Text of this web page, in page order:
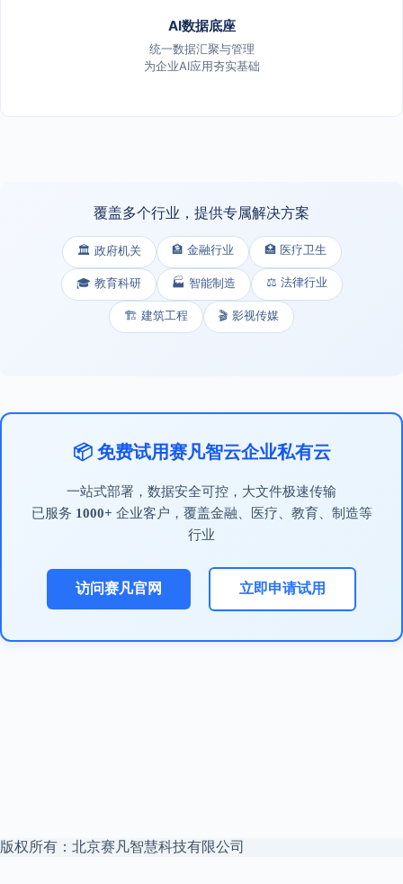
AI数据底座
统一数据汇聚与管理
为企业AI应用夯实基础
覆盖多个行业，提供专属解决方案
🏛️ 政府机关 🏦 金融行业 🏥 医疗卫生
🎓 教育科研 🏭 智能制造 ⚖️ 法律行业
🏗️ 建筑工程 🎬 影视传媒
📦 免费试用赛凡智云企业私有云
一站式部署，数据安全可控，大文件极速传输
已服务 1000+ 企业客户，覆盖金融、医疗、教育、制造等
行业
访问赛凡官网 立即申请试用
版权所有：北京赛凡智慧科技有限公司